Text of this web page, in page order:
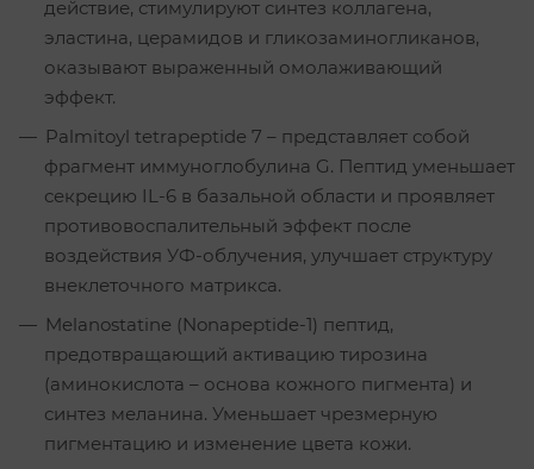
действие, стимулируют синтез коллагена,
эластина, церамидов и гликозаминогликанов,
оказывают выраженный омолаживающий
эффект.
Palmitoyl tetrapeptide 7 – представляет собой
фрагмент иммуноглобулина G. Пептид уменьшает
секрецию IL-6 в базальной области и проявляет
противовоспалительный эффект после
воздействия УФ-облучения, улучшает структуру
внеклеточного матрикса.
Melanostatine (Nonapeptide-1) пептид,
предотвращающий активацию тирозина
(аминокислота – основа кожного пигмента) и
синтез меланина. Уменьшает чрезмерную
пигментацию и изменение цвета кожи.